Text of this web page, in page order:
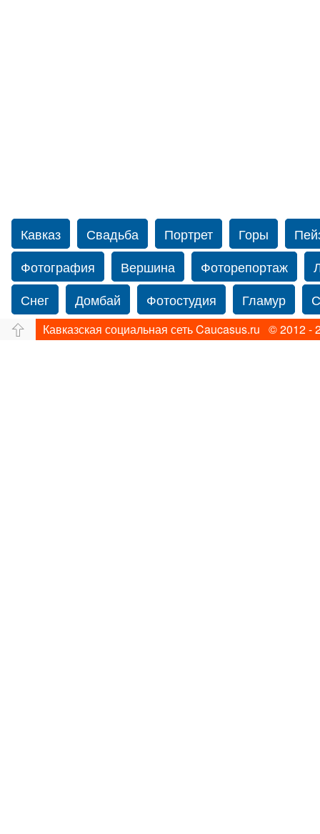
Кавказ Свадьба Портрет Горы
Фотография
Вершина Фоторепортаж
Снег
Домбай Фотостудия Гламур
Путешествие
Перевал Свадьба фото
Кавказская социальная сеть Caucasus.ru © 2012 -